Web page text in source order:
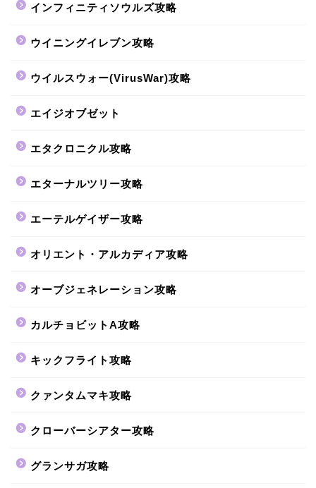
インフィニティソウルズ攻略
ウイニングイレブン攻略
ウイルスウォー(VirusWar)攻略
エイジオブゼット
エタクロニクル攻略
エターナルツリー攻略
エーテルゲイザー攻略
オリエント・アルカディア攻略
オーブジェネレーション攻略
カルチョビットA攻略
キックフライト攻略
クァンタムマキ攻略
クローバーシアター攻略
グランサガ攻略